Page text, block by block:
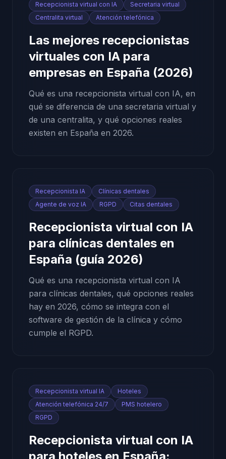
Recepcionista virtual con IA
Secretaria virtual
Centralita virtual
Atención telefónica
Las mejores recepcionistas
virtuales con IA para
empresas en España (2026)
Qué es una recepcionista virtual con IA, en
qué se diferencia de una secretaria virtual y
de una centralita, y qué opciones reales
existen en España en 2026.
Recepcionista IA
Clínicas dentales
Agente de voz IA
RGPD Citas dentales
Recepcionista virtual con IA
para clínicas dentales en
España (guía 2026)
Qué es una recepcionista virtual con IA
para clínicas dentales, qué opciones reales
hay en 2026, cómo se integra con el
software de gestión de la clínica y cómo
cumple el RGPD.
Recepcionista virtual IA
Hoteles
Atención telefónica 24/7
PMS hotelero
RGPD
Recepcionista virtual con IA